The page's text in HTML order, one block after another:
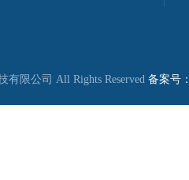
限公司 All Rights Reserved 备案号